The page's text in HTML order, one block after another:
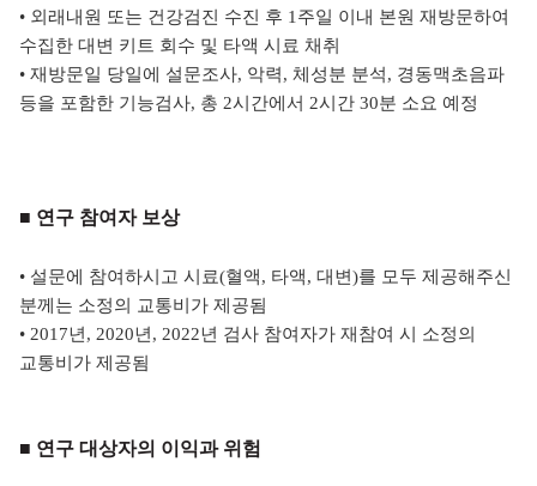
• 외래내원 또는 건강검진 수진 후 1주일 이내 본원 재방문하여
수집한 대변 키트 회수 및 타액 시료 채취
• 재방문일 당일에 설문조사, 악력, 체성분 분석, 경동맥초음파
등을 포함한 기능검사, 총 2시 간에서 2시간 30분 소요 예정
■ 연구 참여자 보상
• 설문에 참여하시고 시료(혈액, 타액, 대변)를 모두 제공해주신
분께는 소정의 교통비가 제 공됨
• 2017년, 2020년, 2022년 검사 참여자가 재참여 시 소정의
교통비가 제공됨
■ 연구 대상자의 이익과 위험